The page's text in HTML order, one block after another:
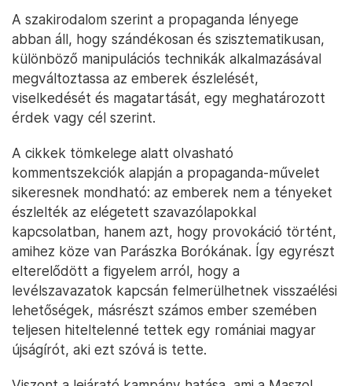
A szakirodalom szerint a propaganda lényege
abban áll, hogy szándékosan és szisztematikusan,
különböző manipulációs technikák alkalmazásával
megváltoztassa az emberek észlelését,
viselkedését és magatartását, egy meghatározott
érdek vagy cél szerint.
A cikkek tömkelege alatt olvasható
kommentszekciók alapján a propaganda-művelet
sikeresnek mondható: az emberek nem a tényeket
észlelték az elégetett szavazólapokkal
kapcsolatban, hanem azt, hogy provokáció történt,
amihez köze van Parászka Borókának. Így egyrészt
elterelődött a figyelem arról, hogy a
levélszavazatok kapcsán felmerülhetnek visszaélési
lehetőségek, másrészt számos ember szemében
teljesen hiteltelenné tettek egy romániai magyar
újságírót, aki ezt szóvá is tette.